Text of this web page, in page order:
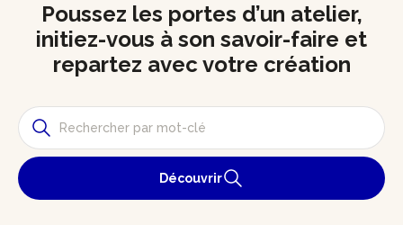
Poussez les portes d’un atelier,
initiez-vous à son savoir-faire et
repartez avec votre création
Découvrir